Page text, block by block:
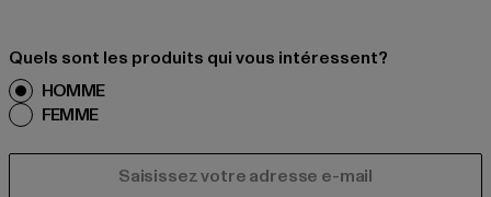
Quels sont les produits qui vous intéressent?
HOMME
FEMME